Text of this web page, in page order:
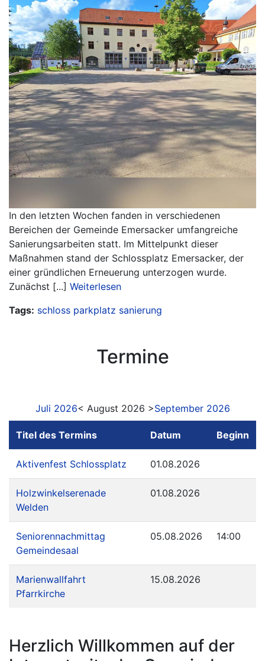
In den letzten Wochen fanden in verschiedenen
Bereichen der Gemeinde Emersacker umfangreiche
Sanierungsarbeiten statt. Im Mittelpunkt dieser
Maßnahmen stand der Schlossplatz Emersacker, der
einer gründlichen Erneuerung unterzogen wurde.
Zunächst [...] Weiterlesen
Tags: schloss parkplatz sanierung
Termine
Juli 2026< August 2026 >September 2026
Titel des Termins Datum Beginn
Aktivenfest Schlossplatz 01.08.2026
Holzwinkelserenade
Welden
01.08.2026
Seniorennachmittag
Gemeindesaal
05.08.2026 14:00
Marienwallfahrt
Pfarrkirche
15.08.2026
Herzlich Willkommen auf der